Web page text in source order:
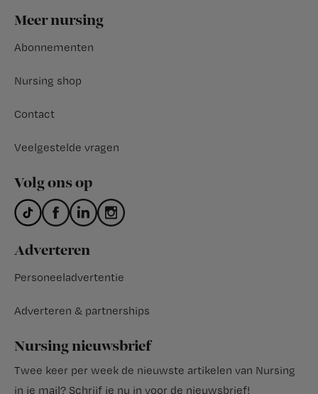
Footer
Meer nursing
Abonnementen
Nursing shop
Contact
Veelgestelde vragen
Volg ons op
Adverteren
Personeeladvertentie
Adverteren & partnerships
Nursing nieuwsbrief
Twee keer per week de nieuwste artikelen van Nursing
in je mail? Schrijf je nu in voor de nieuwsbrief!